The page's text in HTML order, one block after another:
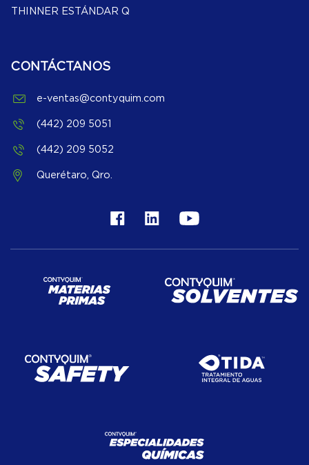
THINNER ESTÁNDAR Q
CONTÁCTANOS
e-ventas@contyquim.com
(442) 209 5051
(442) 209 5052
Querétaro, Qro.